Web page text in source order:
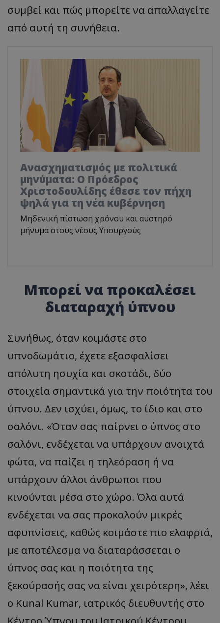
συμβεί και πώς μπορείτε να απαλλαγείτε
από αυτή τη συνήθεια.
Ανασχηματισμός με πολιτικά
μηνύματα: Ο Πρόεδρος
Χριστοδουλίδης έθεσε τον πήχη
ψηλά για τη νέα κυβέρνηση
Μηδενική πίστωση χρόνου και αυστηρό
μήνυμα στους νέους Υπουργούς
Μπορεί να προκαλέσει
διαταραχή ύπνου
Συνήθως, όταν κοιμάστε στο
υπνοδωμάτιο, έχετε εξασφαλίσει
απόλυτη ησυχία και σκοτάδι, δύο
στοιχεία σημαντικά για την ποιότητα του
ύπνου. Δεν ισχύει, όμως, το ίδιο και στο
σαλόνι. «Όταν σας παίρνει ο ύπνος στο
σαλόνι, ενδέχεται να υπάρχουν ανοιχτά
φώτα, να παίζει η τηλεόραση ή να
υπάρχουν άλλοι άνθρωποι που
κινούνται μέσα στο χώρο. Όλα αυτά
ενδέχεται να σας προκαλούν μικρές
αφυπνίσεις, καθώς κοιμάστε πιο ελαφριά,
με αποτέλεσμα να διαταράσσεται ο
ύπνος σας και η ποιότητα της
ξεκούρασής σας να είναι χειρότερη», λέει
ο Kunal Kumar, ιατρικός διευθυντής στο